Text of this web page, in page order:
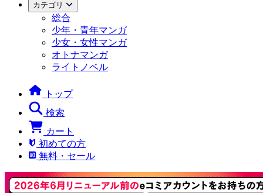
カテゴリ
総合
少年・青年マンガ
少女・女性マンガ
オトナマンガ
ライトノベル
トップ
検索
カート
初めての方
無料・セール